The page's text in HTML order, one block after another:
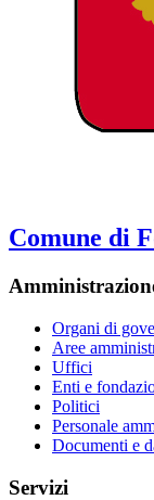
Comune di
Organi di
Aree
Uffici
Enti e
Politici
Personale
Documenti e
Servizi